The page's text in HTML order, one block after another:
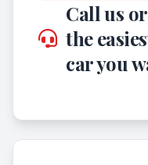
Call us
the
car you